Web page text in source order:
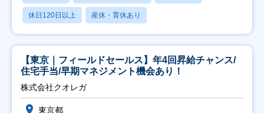
休日120日以上 産休・育休あり
【東京｜フィールドセールス】年4回昇給チャンス/
住宅手当/早期マネジメント機会あり！
株式会社クオレガ
東京都